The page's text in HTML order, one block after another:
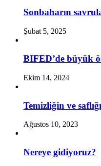
Sonbaharın
Şubat 5, 2025
BIFED’de büyük
Ekim 14, 2024
Temizliğin ve
Ağustos 10, 2023
Nereye gidiyoruz?